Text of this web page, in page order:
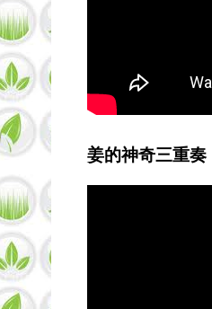
姜的神奇三重奏